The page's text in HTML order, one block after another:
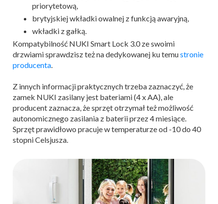
priorytetową,
brytyjskiej wkładki owalnej z funkcją awaryjną,
wkładki z gałką.
Kompatybilność NUKI Smart Lock 3.0 ze swoimi
drzwiami sprawdzisz też na dedykowanej ku temustronie
producenta
Z innych informacji praktycznych trzeba zaznaczyć, że
zamek NUKI zasilany jest bateriami (4 x AA), ale
producent zaznacza, że sprzęt otrzymał też możliwość
autonomicznego zasilania z baterii przez 4 miesiące.
Sprzęt prawidłowo pracuje w temperaturze od -10 do 40
stopni Celsjusza.